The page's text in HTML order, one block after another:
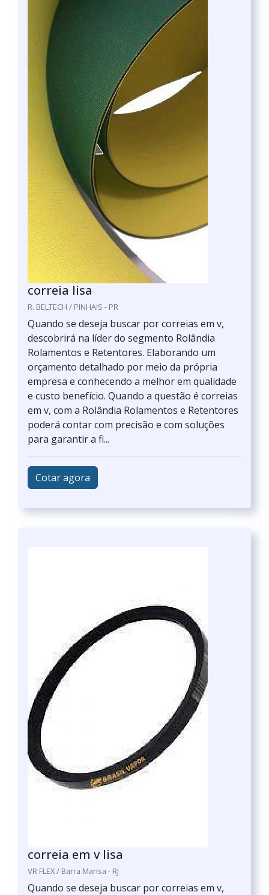
correia lisa
R. BELTECH / PINHAIS - PR
Quando se deseja buscar por correias em v,
descobrirá na líder do segmento Rolândia
Rolamentos e Retentores. Elaborando um
orçamento detalhado por meio da própria
empresa e conhecendo a melhor em qualidade
e custo benefício. Quando a questão é correias
em v, com a Rolândia Rolamentos e Retentores
poderá contar com precisão e com soluções
para garantir a fi...
Cotar agora
correia em v lisa
VR FLEX / Barra Mansa - RJ
Quando se deseja buscar por correias em v,